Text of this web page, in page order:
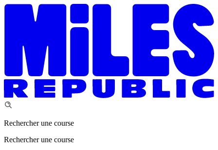
Rechercher une course
Rechercher une course